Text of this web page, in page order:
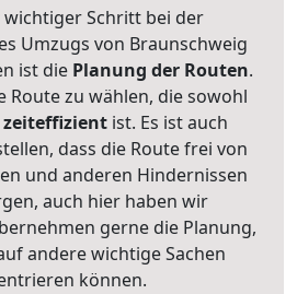
wichtiger Schritt bei der
Umzugs von Braunschweig
ist die Planung der Routen.
Route zu wählen, die sowohl
zeiteffizientist. Es ist auch
dass die Route frei von
und anderen Hindernissen
auch hier haben wir
gerne die Planung,
andere wichtige Sachen
können.